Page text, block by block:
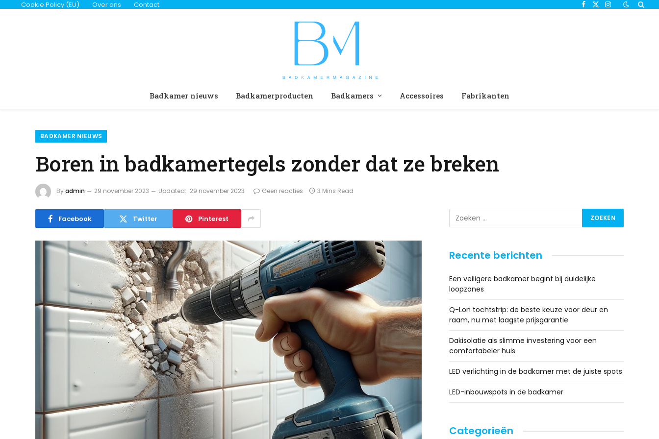
Cookie Policy (EU) Over ons Contact Facebook
X
Instagram
Badkamer nieuws Badkamerproducten Badkamers Accessoires Fabrikanten
BADKAMER NIEUWS
Boren in badkamertegels zonder dat ze breken
Byadmin 29 november 2023 Updated: 29 november 2023 Geen reacties 3 Mins Read
Facebook Twitter Pinterest
Recente berichten
Een veiligere badkamer begint bij duidelijke
loopzones
Q-Lon tochtstrip: de beste keuze voor deur en
raam, nu met laagste prijsgarantie
Dakisolatie als slimme investering voor een
comfortabeler huis
LED verlichting in de badkamer met de juiste spots
LED-inbouwspots in de badkamer
Categorieën